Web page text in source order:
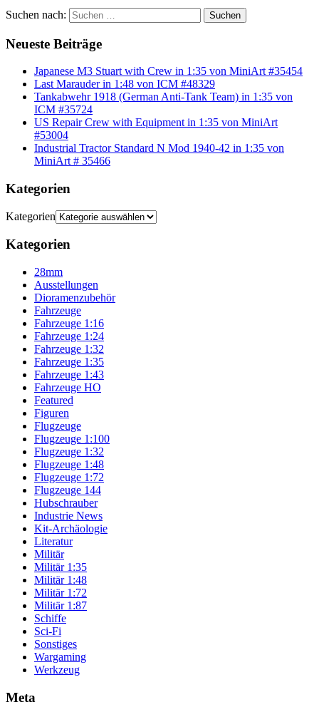
Suchen nach: Suchen
Neueste Beiträge
Japanese M3 Stuart with Crew in 1:35 von MiniArt #35454
Last Marauder in 1:48 von ICM #48329
Tankabwehr 1918 (German Anti-Tank Team) in 1:35 von
ICM #35724
US Repair Crew with Equipment in 1:35 von MiniArt
#53004
Industrial Tractor Standard N Mod 1940-42 in 1:35 von
MiniArt # 35466
Kategorien
Kategorien
Kategorien
28mm
Ausstellungen
Dioramenzubehör
Fahrzeuge
Fahrzeuge 1:16
Fahrzeuge 1:24
Fahrzeuge 1:32
Fahrzeuge 1:35
Fahrzeuge 1:43
Fahrzeuge HO
Featured
Figuren
Flugzeuge
Flugzeuge 1:100
Flugzeuge 1:32
Flugzeuge 1:48
Flugzeuge 1:72
Flugzeuge 144
Hubschrauber
Industrie News
Kit-Archäologie
Literatur
Militär
Militär 1:35
Militär 1:48
Militär 1:72
Militär 1:87
Schiffe
Sci-Fi
Sonstiges
Wargaming
Werkzeug
Meta